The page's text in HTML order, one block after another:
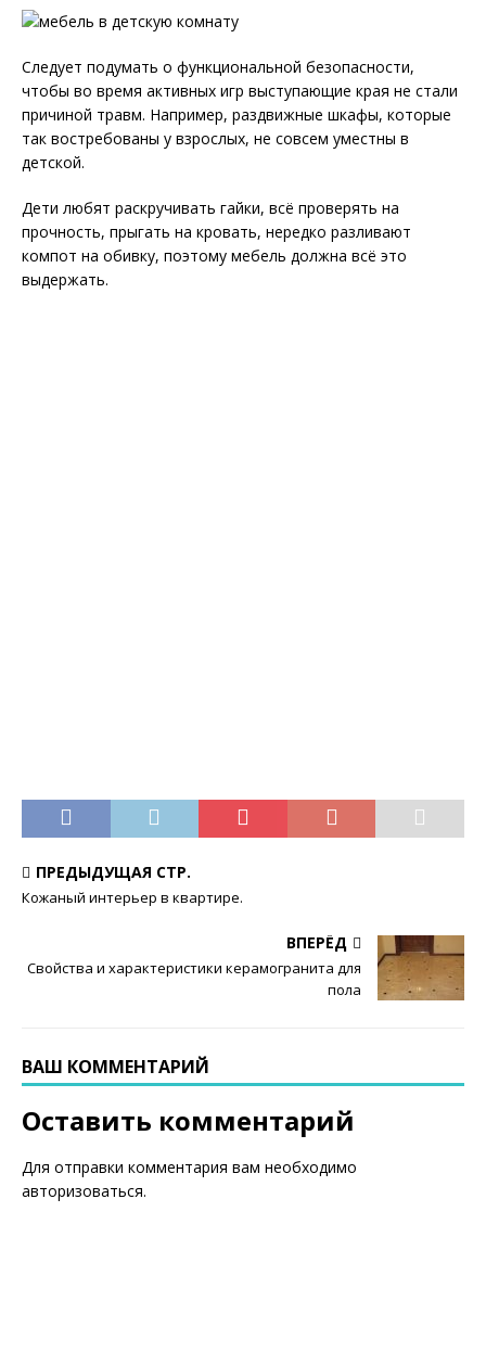
Следует подумать о функциональной безопасности,
чтобы во время активных игр выступающие края не стали
причиной травм. Например, раздвижные шкафы, которые
так востребованы у взрослых, не совсем уместны в
детской.
Дети любят раскручивать гайки, всё проверять на
прочность, прыгать на кровать, нередко разливают
компот на обивку, поэтому мебель должна всё это
выдержать.
ПРЕДЫДУЩАЯ СТР.
Кожаный интерьер в квартире.
ВПЕРЁД
Свойства и характеристики керамогранита для
пола
ВАШ КОММЕНТАРИЙ
Оставить комментарий
Для отправки комментария вам необходимо
авторизоваться.